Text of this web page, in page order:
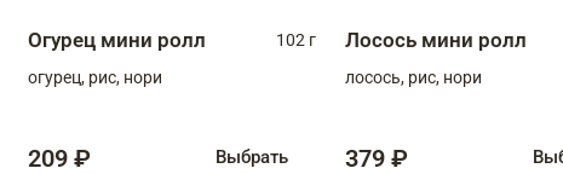
Огурец мини ролл
102 г
огурец, рис, нори
209 ₽ Выбрать
Лосось мини ролл
лосось, рис, нори
379 ₽